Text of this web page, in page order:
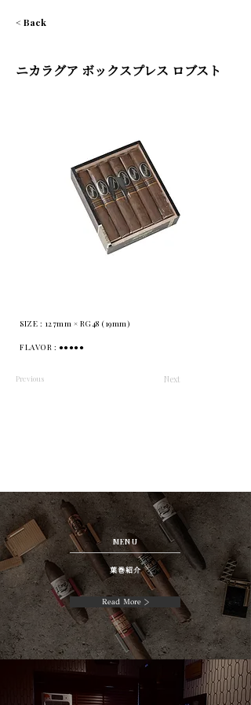
< Back
ニカラグア ボックスプレス ロブスト
SIZE : 127mm × RG48 (19mm)
FLAVOR : ●●●●●
Previous Next
MENU
葉巻紹介
Read More >